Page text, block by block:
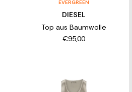
EVERGREEN
DIESEL
Top aus Baumwolle
€95,00